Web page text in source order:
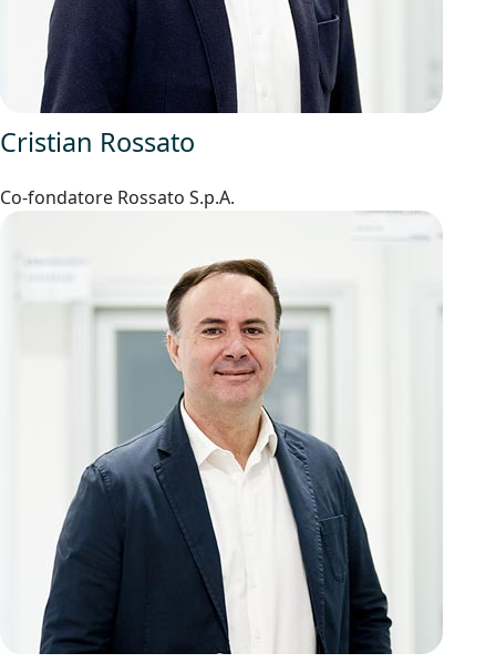
Cristian Rossato
Co-fondatore Rossato S.p.A.